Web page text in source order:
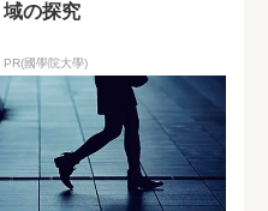
域の探究
PR(國學院大學)